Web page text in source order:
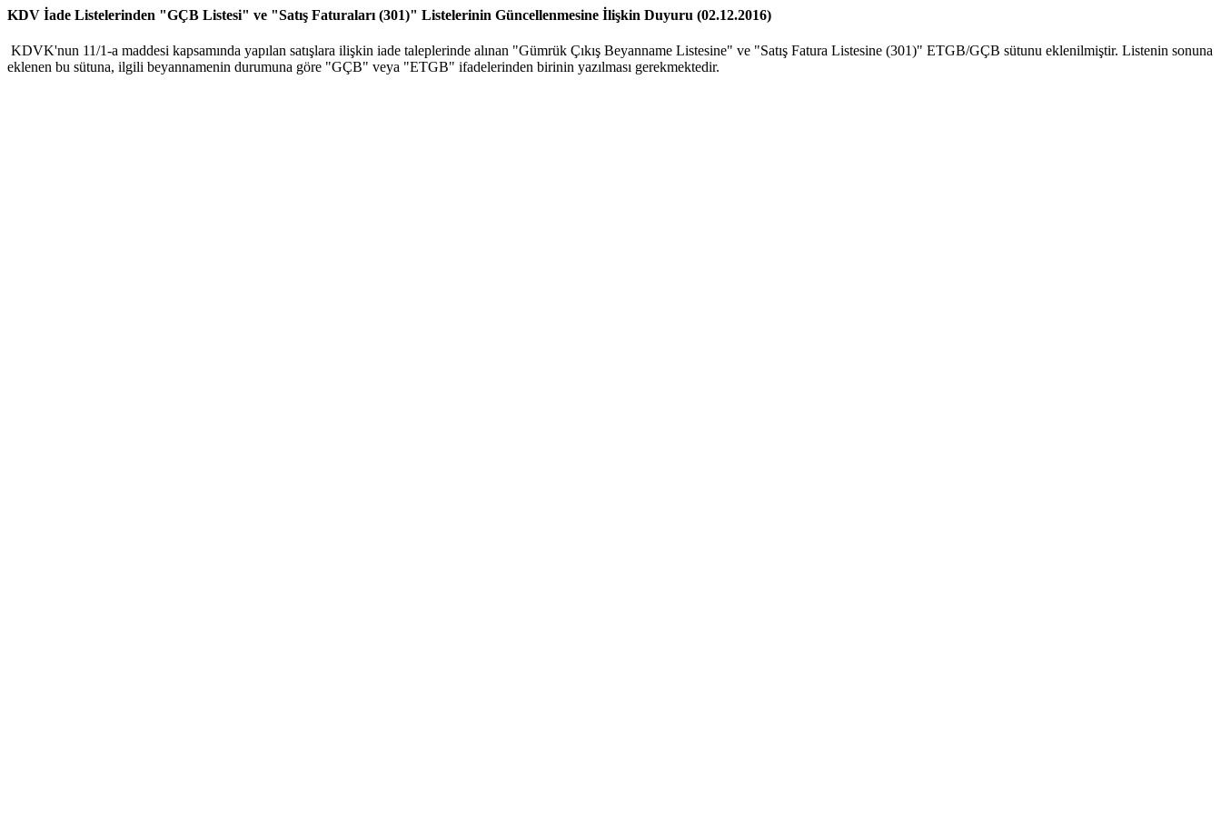
KDV İade Listelerinden "GÇB Listesi" ve "Satış Faturaları (301)" Listelerinin Güncellenmesine İlişkin Duyuru (02.12.2016)
KDVK'nun 11/1-a maddesi kapsamında yapılan satışlara ilişkin iade taleplerinde alınan "Gümrük Çıkış Beyanname Listesine" ve "Satış Fatura Listesine (301)" ETGB/GÇB sütunu eklenilmiştir. Listenin sonuna
eklenen bu sütuna, ilgili beyannamenin durumuna göre "GÇB" veya "ETGB" ifadelerinden birinin yazılması gerekmektedir.